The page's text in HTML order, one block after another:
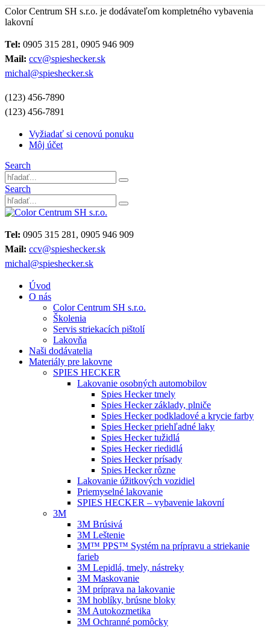
Color Centrum SH s.r.o. je dodávateľom kompletného vybavenia
lakovní
Tel: 0905 315 281, 0905 946 909
Mail: ccv@spieshecker.sk
michal@spieshecker.sk
(123) 456-7890
(123) 456-7891
Vyžiadať si cenovú ponuku
Môj účet
Search
Search
Tel: 0905 315 281, 0905 946 909
Mail: ccv@spieshecker.sk
michal@spieshecker.sk
Úvod
O nás
Color Centrum SH s.r.o.
Školenia
Servis striekacích pištolí
Lakovňa
Naši dodávatelia
Materiály pre lakovne
SPIES HECKER
Lakovanie osobných automobilov
Spies Hecker tmely
Spies Hecker základy, plniče
Spies Hecker podkladové a krycie farby
Spies Hecker priehľadné laky
Spies Hecker tužidlá
Spies Hecker riedidlá
Spies Hecker prísady
Spies Hecker rôzne
Lakovanie úžitkových vozidiel
Priemyselné lakovanie
SPIES HECKER – vybavenie lakovní
3M
3M Brúsivá
3M Leštenie
3M™ PPS™ Systém na prípravu a striekanie
farieb
3M Lepidlá, tmely, nástreky
3M Maskovanie
3M príprava na lakovanie
3M hoblíky, brúsne bloky
3M Autokozmetika
3M Ochranné pomôcky